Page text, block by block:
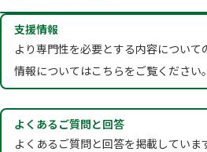
支援情報
より専門性を必要とする内容について
情報についてはこちらをご覧ください。
よくあるご質問と回答
よくあるご質問と回答を掲載していま